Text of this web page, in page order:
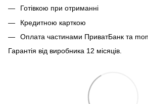
Готівкою при отриманні
Кредитною карткою
Оплата частинами ПриватБанк та
Гарантія від виробника 12 місяців.